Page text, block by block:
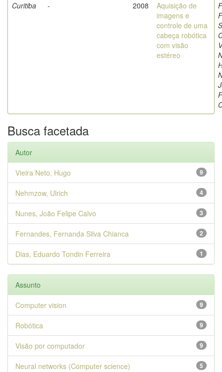
Curitiba
- 2008
Aquisição de
imagens e
controle de uma
cabeça robótica
com visão
estéreo
Busca facetada
Autor
9
Vieira Neto, Hugo
4
Nehmzow, Ulrich
3
Nunes, João Felipe Calvo
2
Fernandes, Fernanda Silva Chianca
1
Dias, Eduardo Tondin Ferreira
Assunto
9
Computer vision
9
Robótica
9
Visão por computador
5
Neural networks (Computer science)